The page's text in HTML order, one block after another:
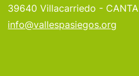
39640 Villacarriedo -
info@vallespasiegos.org